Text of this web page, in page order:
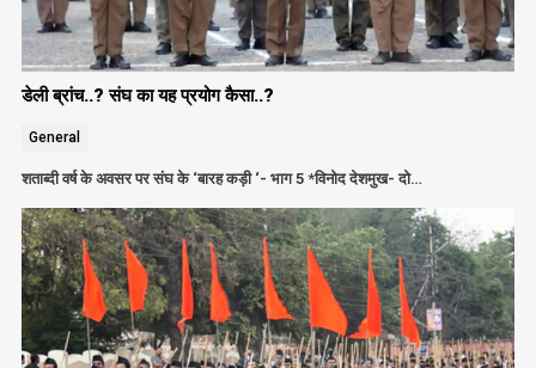
डेली ब्रांच..? संघ का यह प्रयोग कैसा..?
General
शताब्दी वर्ष के अवसर पर संघ के ‘बारह कड़ी ‘- भाग 5 *विनोद देशमुख- दो…